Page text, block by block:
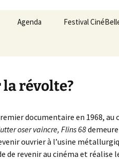
Agenda Festival
révolte?
documentaire en 1968, au
oser vaincre, Flins 68
ouvrier à l’usine
de revenir au cinéma et réalise